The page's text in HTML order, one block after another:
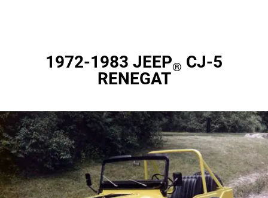
1972-1983 JEEP® CJ-5
RENEGAT